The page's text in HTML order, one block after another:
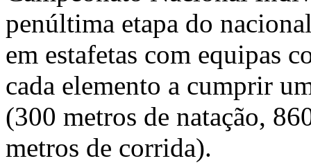
penúltima etapa do
em estafetas com equipas
cada elemento a cumprir
(300 metros de natação,
metros de corrida).